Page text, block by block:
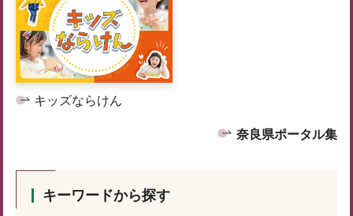
キッズならけん
奈良県ポータル集
キーワードから探す